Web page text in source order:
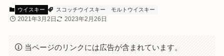
ウイスキー スコッチウイスキー モルトウイスキー
2021年3月2日 2023年2月26日
当ページのリンクには広告が含まれています。